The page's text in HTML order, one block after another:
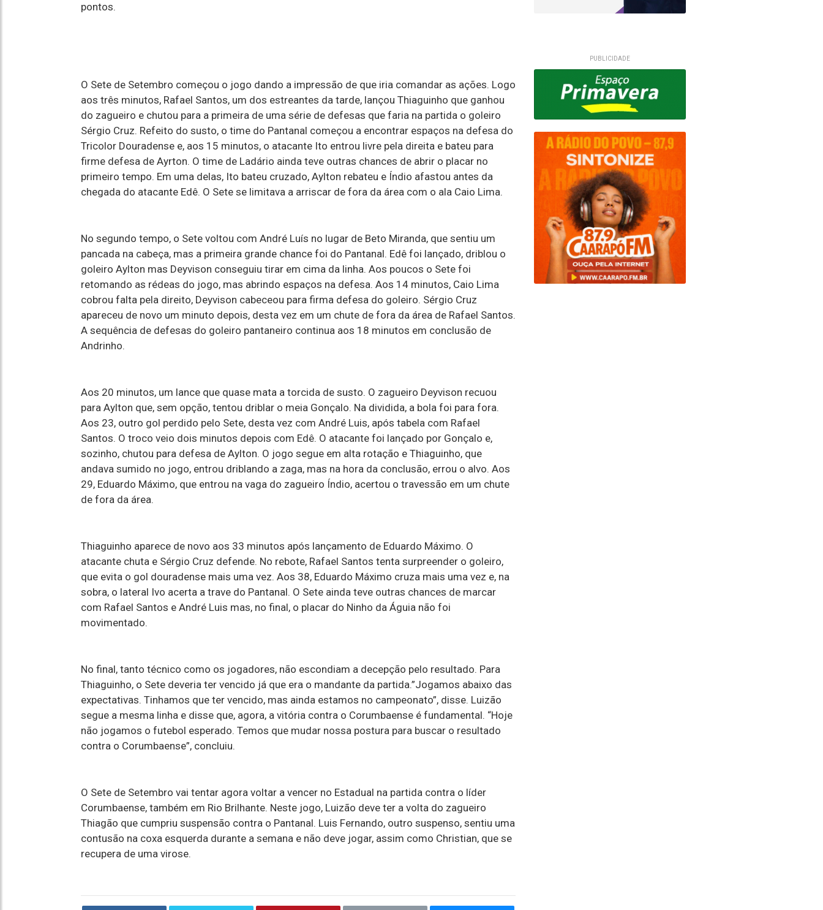
pontos.
O Sete de Setembro começou o jogo dando a impressão de que iria comandar as ações. Logo
aos três minutos, Rafael Santos, um dos estreantes da tarde, lançou Thiaguinho que ganhou
do zagueiro e chutou para a primeira de uma série de defesas que faria na partida o goleiro
Sérgio Cruz. Refeito do susto, o time do Pantanal começou a encontrar espaços na defesa do
Tricolor Douradense e, aos 15 minutos, o atacante Ito entrou livre pela direita e bateu para
firme defesa de Ayrton. O time de Ladário ainda teve outras chances de abrir o placar no
primeiro tempo. Em uma delas, Ito bateu cruzado, Aylton rebateu e Índio afastou antes da
chegada do atacante Edê. O Sete se limitava a arriscar de fora da área com o ala Caio Lima.
No segundo tempo, o Sete voltou com André Luís no lugar de Beto Miranda, que sentiu um
pancada na cabeça, mas a primeira grande chance foi do Pantanal. Edê foi lançado, driblou o
goleiro Aylton mas Deyvison conseguiu tirar em cima da linha. Aos poucos o Sete foi
retomando as rédeas do jogo, mas abrindo espaços na defesa. Aos 14 minutos, Caio Lima
cobrou falta pela direito, Deyvison cabeceou para firma defesa do goleiro. Sérgio Cruz
apareceu de novo um minuto depois, desta vez em um chute de fora da área de Rafael Santos.
A sequência de defesas do goleiro pantaneiro continua aos 18 minutos em conclusão de
Andrinho.
Aos 20 minutos, um lance que quase mata a torcida de susto. O zagueiro Deyvison recuou
para Aylton que, sem opção, tentou driblar o meia Gonçalo. Na dividida, a bola foi para fora.
Aos 23, outro gol perdido pelo Sete, desta vez com André Luis, após tabela com Rafael
Santos. O troco veio dois minutos depois com Edê. O atacante foi lançado por Gonçalo e,
sozinho, chutou para defesa de Aylton. O jogo segue em alta rotação e Thiaguinho, que
andava sumido no jogo, entrou driblando a zaga, mas na hora da conclusão, errou o alvo. Aos
29, Eduardo Máximo, que entrou na vaga do zagueiro Índio, acertou o travessão em um chute
de fora da área.
Thiaguinho aparece de novo aos 33 minutos após lançamento de Eduardo Máximo. O
atacante chuta e Sérgio Cruz defende. No rebote, Rafael Santos tenta surpreender o goleiro,
que evita o gol douradense mais uma vez. Aos 38, Eduardo Máximo cruza mais uma vez e, na
sobra, o lateral Ivo acerta a trave do Pantanal. O Sete ainda teve outras chances de marcar
com Rafael Santos e André Luis mas, no final, o placar do Ninho da Águia não foi
movimentado.
No final, tanto técnico como os jogadores, não escondiam a decepção pelo resultado. Para
Thiaguinho, o Sete deveria ter vencido já que era o mandante da partida.”Jogamos abaixo das
expectativas. Tinhamos que ter vencido, mas ainda estamos no campeonato”, disse. Luizão
segue a mesma linha e disse que, agora, a vitória contra o Corumbaense é fundamental. “Hoje
não jogamos o futebol esperado. Temos que mudar nossa postura para buscar o resultado
contra o Corumbaense”, concluiu.
O Sete de Setembro vai tentar agora voltar a vencer no Estadual na partida contra o líder
Corumbaense, também em Rio Brilhante. Neste jogo, Luizão deve ter a volta do zagueiro
Thiagão que cumpriu suspensão contra o Pantanal. Luis Fernando, outro suspenso, sentiu uma
contusão na coxa esquerda durante a semana e não deve jogar, assim como Christian, que se
recupera de uma virose.
PUBLICIDADE